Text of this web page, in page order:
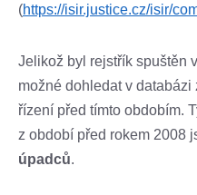
(https://isir.justice.cz/isir/
Jelikož byl rejstřík spuštěn v
možné dohledat v
řízení před tímto obdobím.
z období před rokem 2008
úpadců.